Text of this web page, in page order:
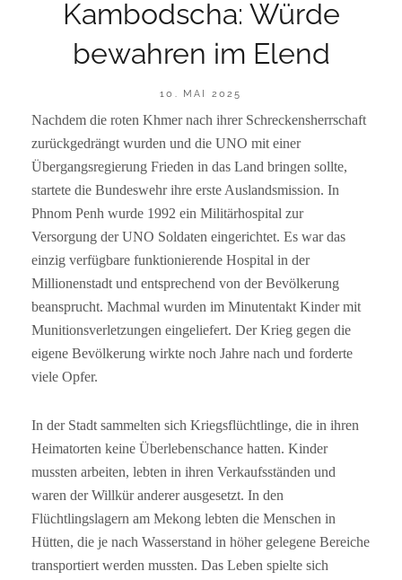
Kambodscha: Würde
bewahren im Elend
POSTED
10. MAI 2025
BY
R
A
N
E
S
Nachdem die roten Khmer nach ihrer Schreckensherrschaft
zurückgedrängt wurden und die UNO mit einer
Übergangsregierung Frieden in das Land bringen sollte,
startete die Bundeswehr ihre erste Auslandsmission. In
Phnom Penh wurde 1992 ein Militärhospital zur
Versorgung der UNO Soldaten eingerichtet. Es war das
einzig verfügbare funktionierende Hospital in der
Millionenstadt und entsprechend von der Bevölkerung
beansprucht. Machmal wurden im Minutentakt Kinder mit
Munitionsverletzungen eingeliefert. Der Krieg gegen die
eigene Bevölkerung wirkte noch Jahre nach und forderte
viele Opfer.
In der Stadt sammelten sich Kriegsflüchtlinge, die in ihren
Heimatorten keine Überlebenschance hatten. Kinder
mussten arbeiten, lebten in ihren Verkaufsständen und
waren der Willkür anderer ausgesetzt. In den
Flüchtlingslagern am Mekong lebten die Menschen in
Hütten, die je nach Wasserstand in höher gelegene Bereiche
transportiert werden mussten. Das Leben spielte sich